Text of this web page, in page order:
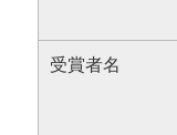
受賞者名